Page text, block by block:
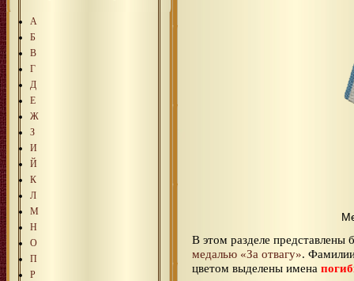
А
Б
В
Г
Д
Е
Ж
З
И
Й
К
Л
М
Н
О
П
Р
В этом разделе представлены
медалью «За отвагу».
цветом выделены имена